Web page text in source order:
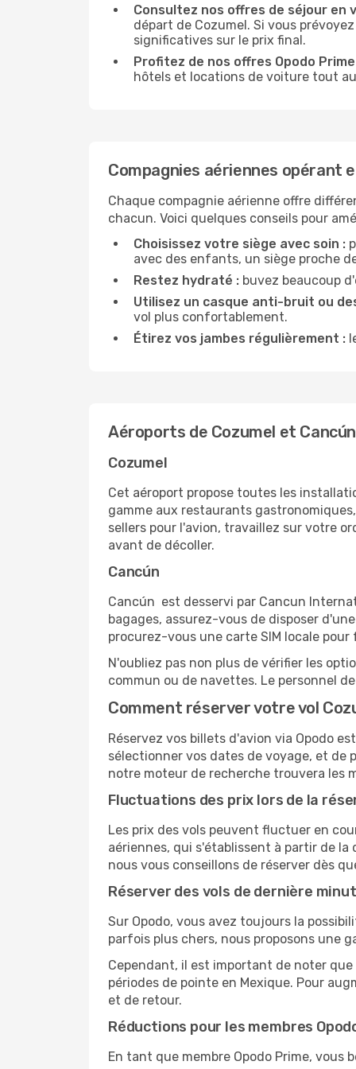
Consultez nos offres de séjour en
départ de Cozumel. Si vous
significatives sur le prix final.
Profitez de nos offres Opodo
hôtels et locations de voiture tout
Compagnies aériennes opérant
Chaque compagnie aérienne offre
chacun. Voici quelques conseils pour
Choisissez votre siège avec soin :
avec des enfants, un siège proche
Restez hydraté : buvez beaucoup
Utilisez un casque anti-bruit ou
vol plus confortablement.
Étirez vos jambes régulièrement :
Aéroports de Cozumel et
Cozumel
Cet aéroport propose toutes les
gamme aux restaurants
sellers pour l'avion, travaillez sur votre
avant de décoller.
Cancún
Cancún est desservi par Cancun
bagages, assurez-vous de disposer
procurez-vous une carte SIM locale
N'oubliez pas non plus de vérifier les
commun ou de navettes. Le personnel
Comment réserver votre vol
Réservez vos billets d'avion via Opodo
sélectionner vos dates de voyage, et de
notre moteur de recherche trouvera les
Fluctuations des prix lors de la
Les prix des vols peuvent fluctuer en
aériennes, qui s'établissent à partir de
nous vous conseillons de réserver dès
Réserver des vols de dernière
Sur Opodo, vous avez toujours la
parfois plus chers, nous proposons une
Cependant, il est important de noter
périodes de pointe en Mexique. Pour
et de retour.
Réductions pour les membres
En tant que membre Opodo Prime,